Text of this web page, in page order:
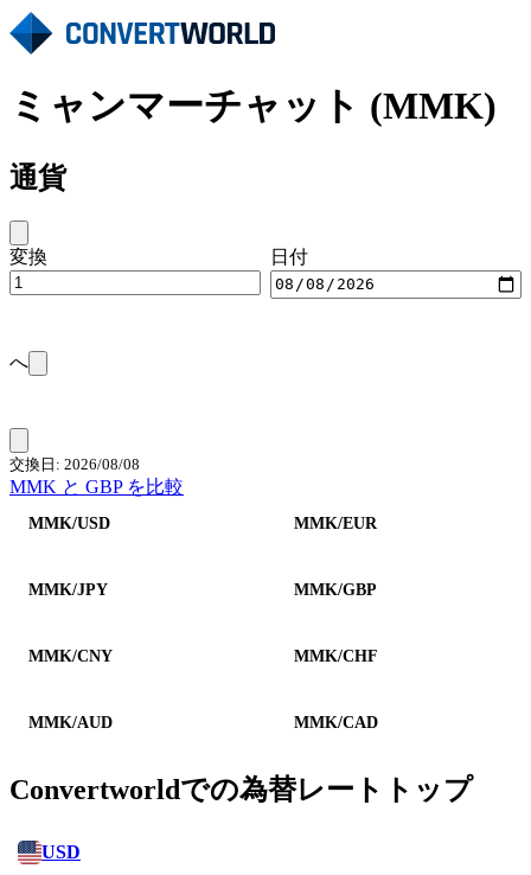
ミャンマーチャット (MMK)
通貨
変換 日付
へ
交換日: 2026/08/08
MMK と GBP を比較
MMK/USD MMK/EUR
MMK/JPY MMK/GBP
MMK/CNY MMK/CHF
MMK/AUD MMK/CAD
Convertworldでの為替レートトップ
USD